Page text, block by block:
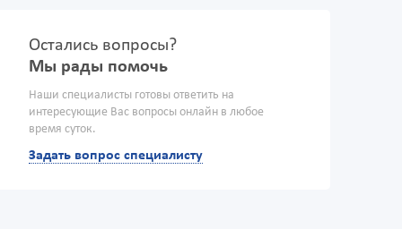
Остались вопросы?
Мы рады помочь
Наши специалисты готовы ответить на
интересующие Вас вопросы онлайн в любое
время суток.
Задать вопрос специалисту